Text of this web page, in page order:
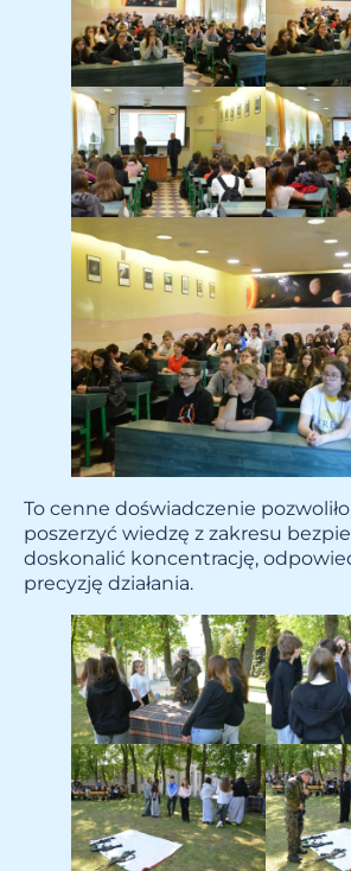
To cenne doświadczenie
poszerzyć wiedzę z zakresu
doskonalić koncentrację,
precyzję działania.